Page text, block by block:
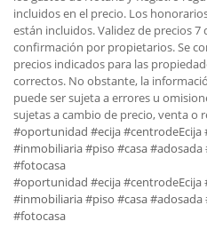
incluidos en el precio. Los
están incluidos. Validez de precios
confirmación por propietarios. Se
precios indicados para las
correctos. No obstante, la
puede ser sujeta a errores u
sujetas a cambio de precio, venta o
#oportunidad #ecija#centrodeEcija
#inmobiliaria#piso #casa#adosada
#fotocasa
#oportunidad #ecija#centrodeEcija
#inmobiliaria#piso #casa#adosada
#fotocasa